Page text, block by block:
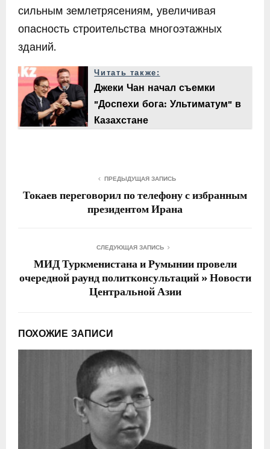
сильным землетрясениям, увеличивая
опасность строительства многоэтажных
зданий.
Читать также:
Джеки Чан начал съемки
"Доспехи бога: Ультиматум" в
Казахстане
ПРЕДЫДУЩАЯ ЗАПИСЬ
Токаев переговорил по телефону с избранным
президентом Ирана
СЛЕДУЮЩАЯ ЗАПИСЬ
МИД Туркменистана и Румынии провели
очередной раунд политконсультаций » Новости
Центральной Азии
ПОХОЖИЕ ЗАПИСИ